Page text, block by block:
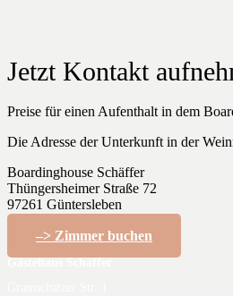
Jetzt Kontakt
Preise für einen Aufenthalt in dem
Die Adresse der Unterkunft in der
Boardinghouse Schäffer
Thüngersheimer Straße 72
97261 Güntersleben
–> Zimmer buchen